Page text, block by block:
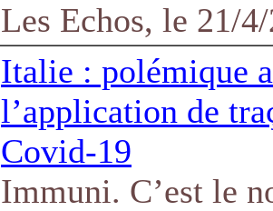
Les Echos, le 21/
Italie : polémique
l’application de
Covid-19
Immuni. C’est le